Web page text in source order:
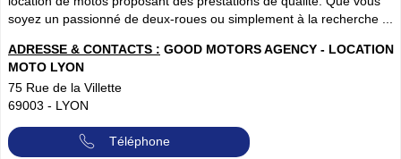
soyez un passionné de deux-roues ou simplement à la recherche ...
ADRESSE & CONTACTS : GOOD MOTORS AGENCY - LOCATION
MOTO LYON
75 Rue de la Villette
69003 - LYON
Téléphone